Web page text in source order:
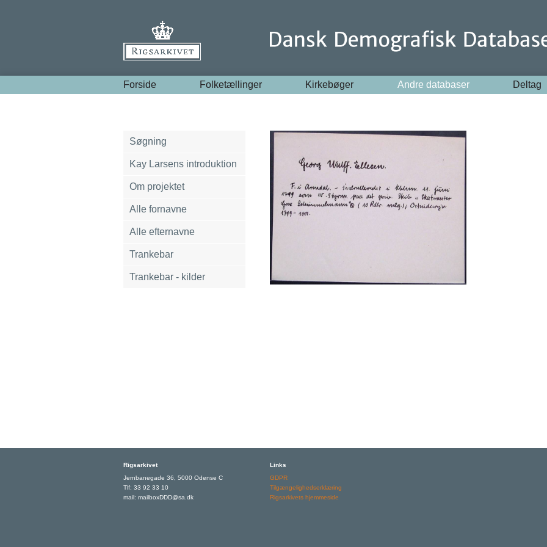
Forside Folketællinger Kirkebøger Andre databaser Deltag
Søgning
Kay Larsens introduktion
Om projektet
Alle fornavne
Alle efternavne
Trankebar
Trankebar - kilder
Rigsarkivet
Jernbanegade 36, 5000 Odense C
Tlf: 33 92 33 10
mail: mailboxDDD@sa.dk
Links
GDPR
Tilgængelighedserklæring
Rigsarkivets hjemmeside